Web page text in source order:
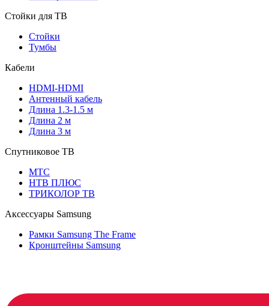
Стойки для ТВ
Стойки
Тумбы
Кабели
HDMI-HDMI
Антенный кабель
Длина 1.3-1.5 м
Длина 2 м
Длина 3 м
Спутниковое ТВ
МТС
НТВ ПЛЮС
ТРИКОЛОР ТВ
Аксессуары Samsung
Рамки Samsung The Frame
Кронштейны Samsung